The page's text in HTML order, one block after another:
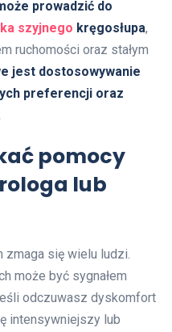
prowadzić do
szyjnego kręgosłupa,
ruchomości oraz stałym
jest dostosowywanie
preferencji oraz
pomocy
lub
zmaga się wielu ludzi.
może być sygnałem
odczuwasz dyskomfort
intensywniejszy lub